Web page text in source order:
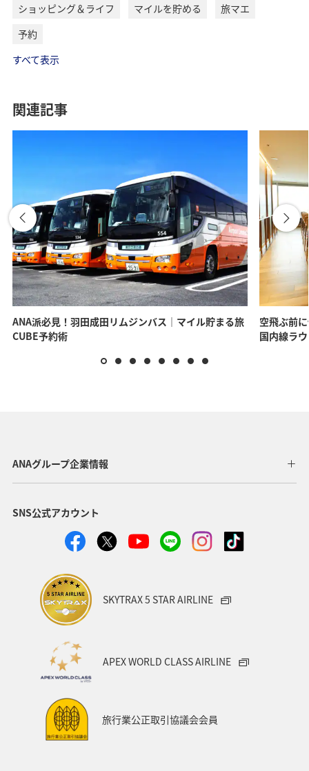
ショッピング＆ライフ マイルを貯める
旅マエ
予約
すべて表示
関連記事
ANA派必見！羽田成田リムジンバス｜マイル貯まる旅
CUBE予約術
空飛ぶ前
国内線ラ
ANAグループ企業情報
SNS公式アカウント
SKYTRAX 5 STAR AIRLINE
APEX WORLD CLASS AIRLINE
旅行業公正取引協議会会員